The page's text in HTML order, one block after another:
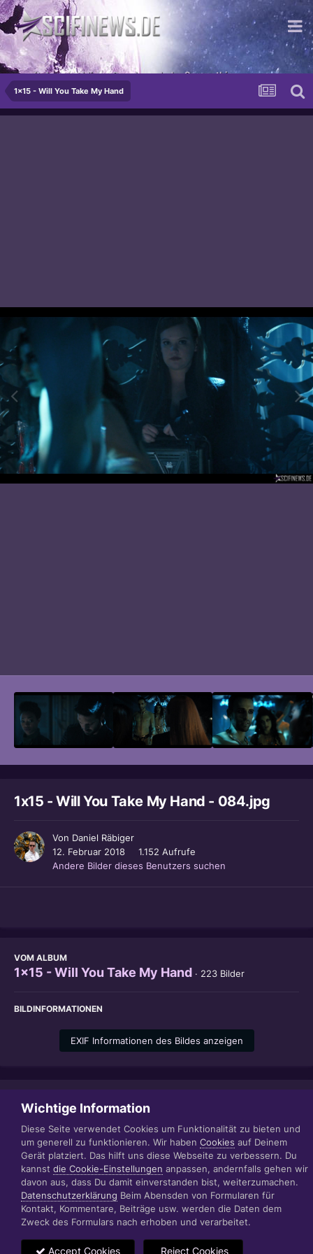
...mit dem murkligen Geschmack der Sympathie
1x15 - Will You Take My Hand
1x15 - Will You Take My Hand - 084.jpg
Von Daniel Räbiger
12. Februar 2018
1.152 Aufrufe
Andere Bilder dieses Benutzers suchen
VOM ALBUM
1x15 - Will You Take My Hand · 223 Bilder
BILDINFORMATIONEN
EXIF Informationen des Bildes anzeigen
Teilen
Datenschutzerklärung Impressum
© 1999 - 2022 RÄBIGER IT|WEB|VIDEO|CONSULTING
www.raebiger.pro
Powered by Invision Community
Wichtige Information
Diese Seite verwendet Cookies um Funktionalität zu bieten und
um generell zu funktionieren. Wir haben Cookies auf Deinem
Gerät platziert. Das hilft uns diese Webseite zu verbessern. Du
kannst die Cookie-Einstellungen anpassen, andernfalls gehen wir
davon aus, dass Du damit einverstanden bist, weiterzumachen.
Datenschutzerklärung Beim Abensden von Formularen für
Kontakt, Kommentare, Beiträge usw. werden die Daten dem
Zweck des Formulars nach erhoben und verarbeitet.
Accept Cookies Reject Cookies